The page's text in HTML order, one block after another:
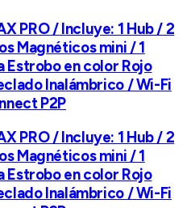
PRO / Incluye: 1 Hub / 2
Magnéticos mini / 1
Estrobo en color Rojo
Inalámbrico / Wi-Fi
P2P
PRO / Incluye: 1 Hub / 2
Magnéticos mini / 1
Estrobo en color Rojo
Inalámbrico / Wi-Fi